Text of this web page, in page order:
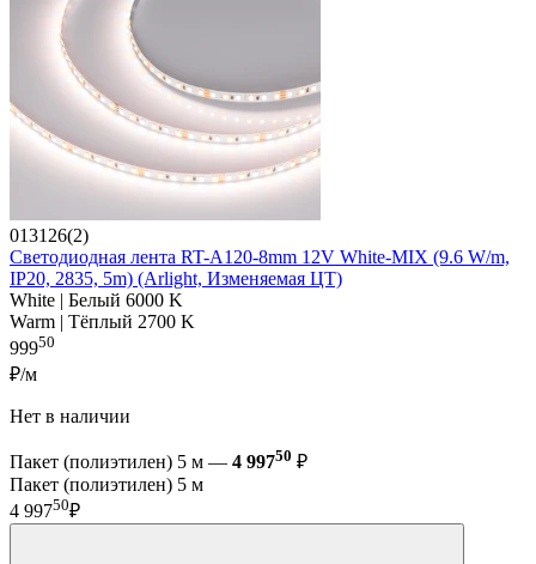
013126(2)
Светодиодная лента RT-A120-8mm 12V White-MIX (9.6 W/m,
IP20, 2835, 5m) (Arlight, Изменяемая ЦТ)
White | Белый 6000 K
Warm | Тёплый 2700 K
99950
₽/м
Нет в наличии
Пакет (полиэтилен) 5 м — 4 99750 ₽
Пакет (полиэтилен) 5 м
4 99750₽